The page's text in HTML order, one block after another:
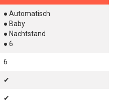
● Automatisch
● Baby
● Nachtstand
● 6
6
✔
✔